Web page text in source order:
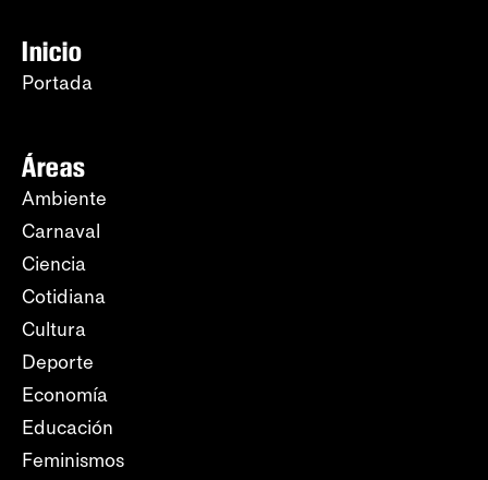
Inicio
Portada
Áreas
Ambiente
Carnaval
Ciencia
Cotidiana
Cultura
Deporte
Economía
Educación
Feminismos